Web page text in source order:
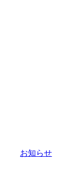
お知らせ